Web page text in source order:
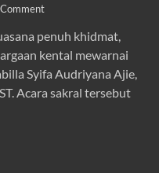
penuh khidmat,
kental mewarnai
Syifa Audriyana Ajie,
Acara sakral tersebut